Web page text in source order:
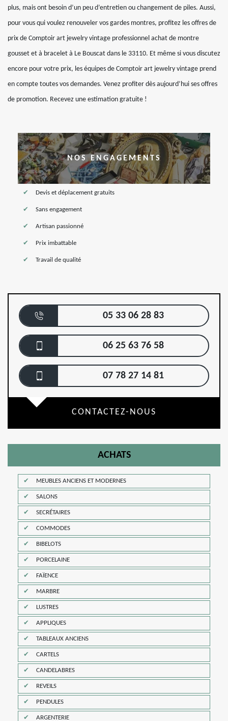
plus, mais ont besoin d’un peu d’entretien ou changement de piles. Aussi,
pour vous qui voulez renouveler vos gardes montres, profitez les offres de
prix de Comptoir art jewelry vintage professionnel achat de montre
gousset et à bracelet à Le Bouscat dans le 33110. Et même si vous discutez
encore pour votre prix, les équipes de Comptoir art jewelry vintage prend
en compte toutes vos demandes. Venez profiter dès aujourd’hui ses offres
de promotion. Recevez une estimation gratuite !
NOS ENGAGEMENTS
Devis et déplacement gratuits
Sans engagement
Artisan passionné
Prix imbattable
Travail de qualité
05 33 06 28 83
06 25 63 76 58
07 78 27 14 81
CONTACTEZ-NOUS
ACHATS
MEUBLES ANCIENS ET MODERNES
SALONS
SECRÉTAIRES
COMMODES
BIBELOTS
PORCELAINE
FAÏENCE
MARBRE
LUSTRES
APPLIQUES
TABLEAUX ANCIENS
CARTELS
CANDELABRES
REVEILS
PENDULES
ARGENTERIE